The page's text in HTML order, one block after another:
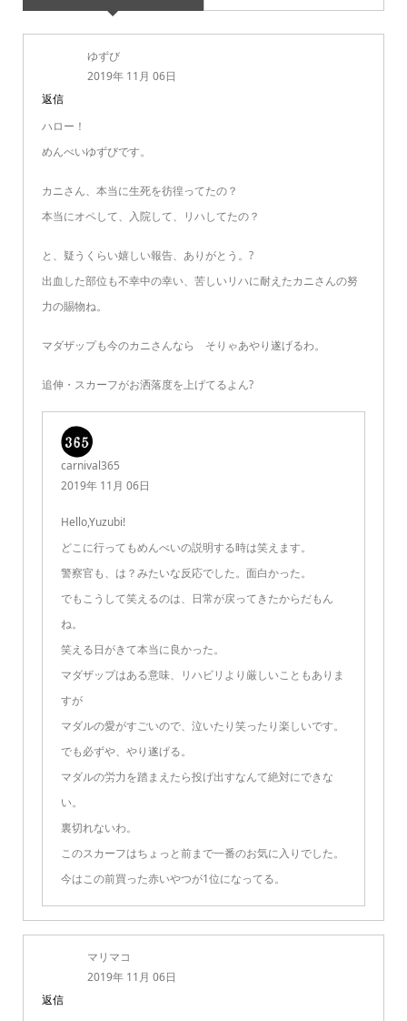
ゆずび
2019年 11月 06日
返信
ハロー！
めんべいゆずびです。
カニさん、本当に生死を彷徨ってたの？
本当にオペして、入院して、リハしてたの？
と、疑うくらい嬉しい報告、ありがとう。?
出血した部位も不幸中の幸い、苦しいリハに耐えたカニさんの努
力の賜物ね。
マダザップも今のカニさんなら そりゃあやり遂げるわ。
追伸・スカーフがお洒落度を上げてるよん?
carnival365
2019年 11月 06日
Hello,Yuzubi!
どこに行ってもめんべいの説明する時は笑えます。
警察官も、は？みたいな反応でした。面白かった。
でもこうして笑えるのは、日常が戻ってきたからだもん
ね。
笑える日がきて本当に良かった。
マダザップはある意味、リハビリより厳しいこともありま
すが
マダルの愛がすごいので、泣いたり笑ったり楽しいです。
でも必ずや、やり遂げる。
マダルの労力を踏まえたら投げ出すなんて絶対にできな
い。
裏切れないわ。
このスカーフはちょっと前まで一番のお気に入りでした。
今はこの前買った赤いやつが1位になってる。
マリマコ
2019年 11月 06日
返信